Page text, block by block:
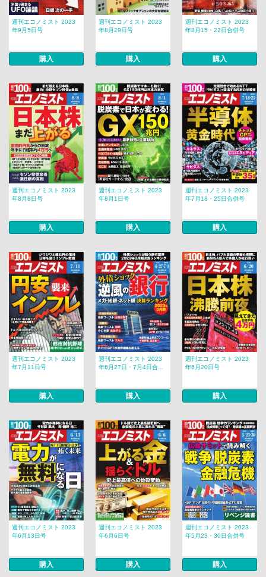
週刊エコノミスト 2023
年9月5日号
購入
週刊エコノミスト 2023
年8月29日号
購入
週刊エコノミスト 2023
年8月15・22日合併号
購入
週刊エコノミスト 2023
年8月8日号
購入
週刊エコノミスト 2023
年8月1日号
購入
週刊エコノミスト 2023
年7月18・25日合併号
購入
週刊エコノミスト 2023
年7月11日号
購入
週刊エコノミスト 2023
年6月27日・7月4日合...
購入
週刊エコノミスト 2023
年6月20日号
購入
週刊エコノミスト 2023
年6月13日号
購入
週刊エコノミスト 2023
年6月6日号
購入
週刊エコノミスト 2023
年5月23・30日合併号
購入